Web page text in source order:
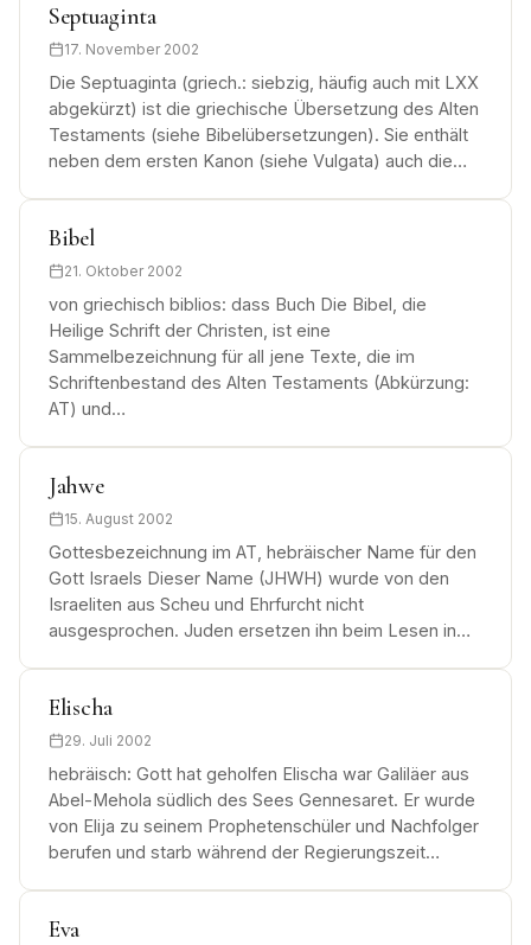
Septuaginta
17. November 2002
Die Septuaginta (griech.: siebzig, häufig auch mit LXX
abgekürzt) ist die griechische Übersetzung des Alten
Testaments (siehe Bibelübersetzungen). Sie enthält
neben dem ersten Kanon (siehe Vulgata) auch die…
Bibel
21. Oktober 2002
von griechisch biblios: dass Buch Die Bibel, die
Heilige Schrift der Christen, ist eine
Sammelbezeichnung für all jene Texte, die im
Schriftenbestand des Alten Testaments (Abkürzung:
AT) und…
Jahwe
15. August 2002
Gottesbezeichnung im AT, hebräischer Name für den
Gott Israels Dieser Name (JHWH) wurde von den
Israeliten aus Scheu und Ehrfurcht nicht
ausgesprochen. Juden ersetzen ihn beim Lesen in…
Elischa
29. Juli 2002
hebräisch: Gott hat geholfen Elischa war Galiläer aus
Abel-Mehola südlich des Sees Gennesaret. Er wurde
von Elija zu seinem Prophetenschüler und Nachfolger
berufen und starb während der Regierungszeit…
Eva